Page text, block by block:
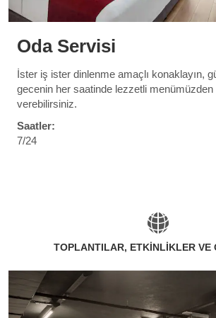
Oda Servisi
İster iş ister dinlenme amaçlı konaklayın,
gecenin her saatinde lezzetli menümüzden
verebilirsiniz.
Saatler:
7/24
TOPLANTILAR, ETKİNLİKLER VE